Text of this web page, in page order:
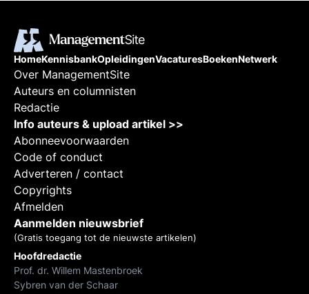
HomeKennisbankOpleidingenVacaturesBoekenNetwerk
Over ManagementSite
Auteurs en columnisten
Redactie
Info auteurs & upload artikel >>
Abonneevoorwaarden
Code of conduct
Adverteren / contact
Copyrights
Afmelden
Aanmelden nieuwsbrief
(Gratis toegang tot de nieuwste artikelen)
Hoofdredactie
Prof. dr. Willem Mastenbroek
Sybren van der Schaar